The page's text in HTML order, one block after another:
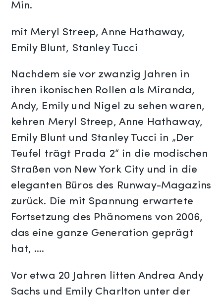
Min.
mit Meryl Streep, Anne Hathaway,
Emily Blunt, Stanley Tucci
Nachdem sie vor zwanzig Jahren in
ihren ikonischen Rollen als Miranda,
Andy, Emily und Nigel zu sehen waren,
kehren Meryl Streep, Anne Hathaway,
Emily Blunt und Stanley Tucci in „Der
Teufel trägt Prada 2“ in die modischen
Straßen von New York City und in die
eleganten Büros des Runway-Magazins
zurück. Die mit Spannung erwartete
Fortsetzung des Phänomens von 2006,
das eine ganze Generation geprägt
hat, ….
Vor etwa 20 Jahren litten Andrea Andy
Sachs und Emily Charlton unter der